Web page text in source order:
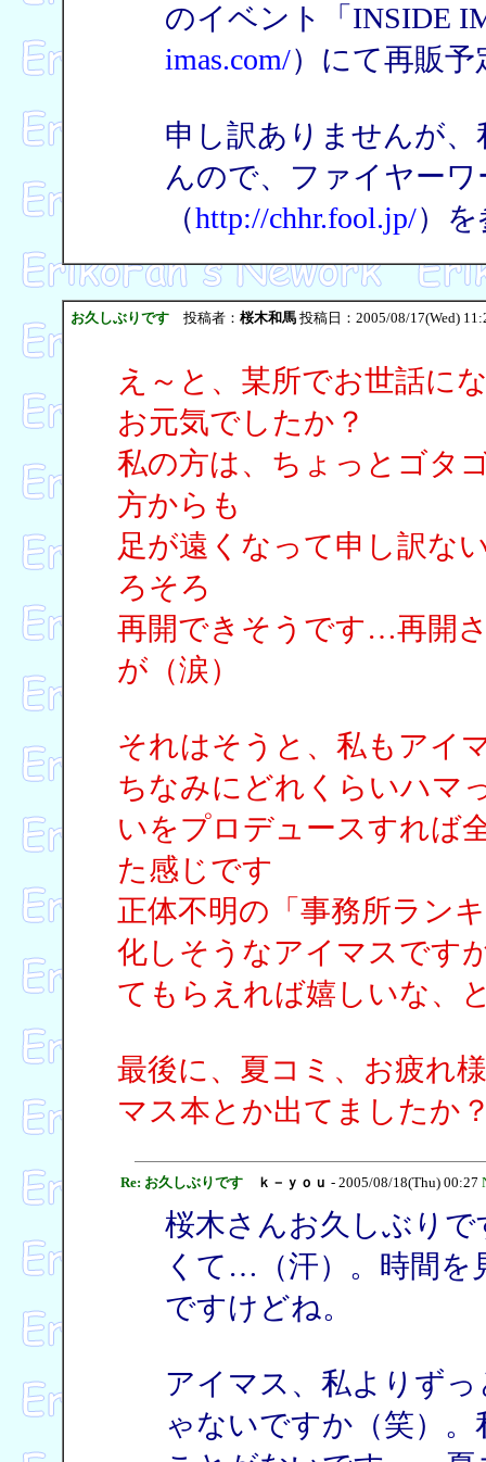
のイベント「INSIDE
imas.com/）にて再販
申し訳ありませんが
んので、ファイヤー
（http://chhr.fool.jp/）を
お久しぶりです投稿者： 桜木和馬投稿日：2005/08/17(Wed)
え～と、某所でお世話に
お元気でしたか？
私の方は、ちょっとゴタ
方からも
足が遠くなって申し訳な
ろそろ
再開できそうです…再開
が（涙）
それはそうと、私もアイ
ちなみにどれくらいハマ
いをプロデュースすれば
た感じです
正体不明の「事務所ラン
化しそうなアイマスです
てもらえれば嬉しいな
最後に、夏コミ、お疲れ
マス本とか出てましたか
Re: お久しぶりです ｋ－ｙｏｕ - 2005/08/18(Thu) 00:27
桜木さんお久しぶり
くて…（汗）。時間を
ですけどね。
アイマス、私よりず
ゃないですか（笑）